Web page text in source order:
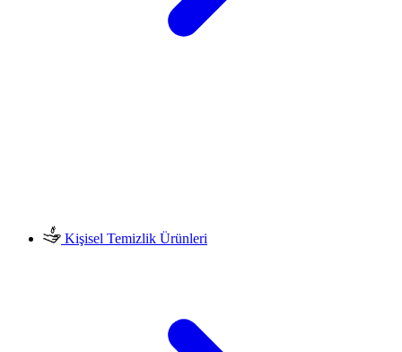
Kişisel Temizlik Ürünleri